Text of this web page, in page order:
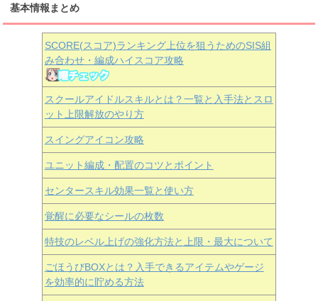
基本情報まとめ
SCORE(スコア)ランキング上位を狙うためのSIS組
み合わせ・編成ハイスコア攻略
スクールアイドルスキルとは？一覧と入手法とスロ
ット上限解放のやり方
スイングアイコン攻略
ユニット編成・配置のコツとポイント
センタースキル効果一覧と使い方
覚醒に必要なシールの枚数
特技のレベル上げの強化方法と上限・最大について
ごほうびBOXとは？入手できるアイテムやゲージ
を効率的に貯める方法